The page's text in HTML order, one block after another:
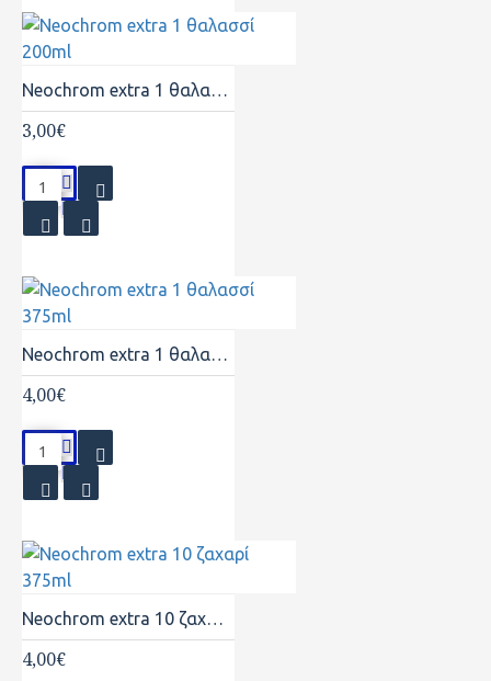
Neochrom extra 1 θαλασσί 200ml
3,00€
Neochrom extra 1 θαλασσί 375ml
4,00€
Neochrom extra 10 ζαχαρί 375ml
4,00€